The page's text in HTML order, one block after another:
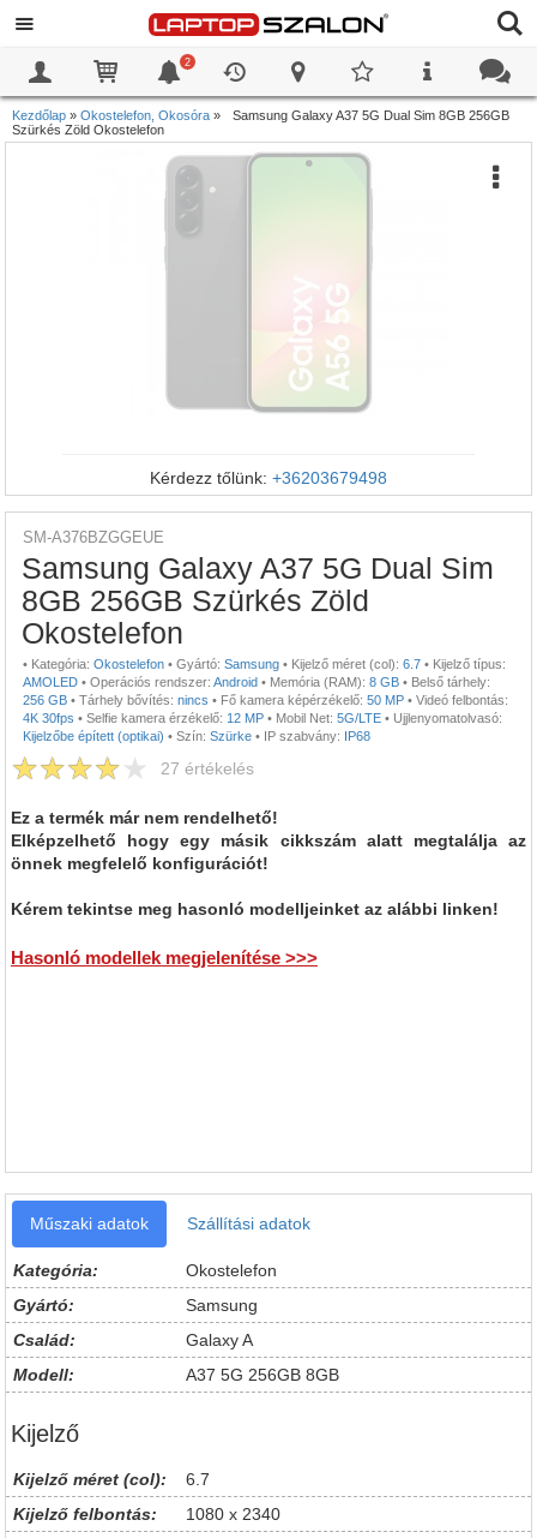
2
Kezdőlap » Okostelefon, Okosóra »
Samsung Galaxy A37 5G Dual Sim 8GB 256GB
Szürkés Zöld Okostelefon
Kérdezz tőlünk: +36203679498
SM-A376BZGGEUE
Samsung Galaxy A37 5G Dual Sim
8GB 256GB Szürkés Zöld
Okostelefon
• Kategória: Okostelefon • Gyártó: Samsung • Kijelző méret (col): 6.7 • Kijelző típus:
AMOLED • Operációs rendszer: Android • Memória (RAM): 8 GB • Belső tárhely:
256 GB • Tárhely bővítés: nincs • Fő kamera képérzékelő: 50 MP • Videó felbontás:
4K 30fps • Selfie kamera érzékelő: 12 MP • Mobil Net: 5G/LTE • Ujjlenyomatolvasó:
Kijelzőbe épített (optikai) • Szín: Szürke • IP szabvány: IP68
27 értékelés
Ez a termék már nem rendelhető!
Elképzelhető hogy egy másik cikkszám alatt megtalálja az
önnek megfelelő konfigurációt!
Kérem tekintse meg hasonló modelljeinket az alábbi linken!
Hasonló modellek megjelenítése >>>
Műszaki adatok Szállítási adatok
Kategória:
Okostelefon
Gyártó:
Samsung
Család:
Galaxy A
Modell:
A37 5G 256GB 8GB
Kijelző
Kijelző méret (col):
6.7
Kijelző felbontás:
1080 x 2340
0
0